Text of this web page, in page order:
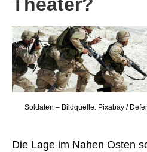
Soldaten – Bildquelle: Pixabay /
Die Lage im Nahen Osten